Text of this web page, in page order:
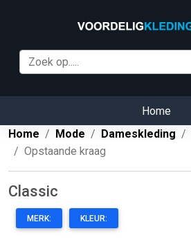
Home
Home
Mode Dameskleding
Opstaande kraag
Classic
MERK: KLEUR: